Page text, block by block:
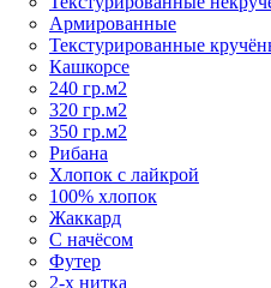
Армированные
Текстурированные
Кашкорсе
240 гр.м2
320 гр.м2
350 гр.м2
Рибана
Хлопок с лайкрой
100% хлопок
Жаккард
С начёсом
Футер
2-х нитка